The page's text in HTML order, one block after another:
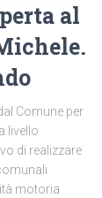
al
Comune per
livello
di realizzare
motoria